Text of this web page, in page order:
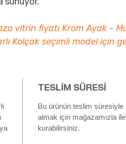
vitrin fiyatı Krom Ayak -
Kolçak seçimli model için
TESLİM SÜRESİ
Bu ürünün teslim süresiyle
almak için mağazamızla
kurabilirsiniz.